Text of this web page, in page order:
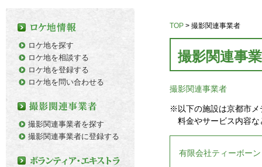
TOP > 撮影関連事業者
撮影関連事
撮影関連事業者
※以下の施設は京都市メ
料金やサービス内容
有限会社ティーボーン
ロケ地を探す
ロケ地を相談する
ロケ地を登録する
ロケ地を問い合わせる
撮影関連事業者を探す
撮影関連事業者に登録する